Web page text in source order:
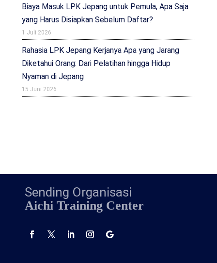
Biaya Masuk LPK Jepang untuk Pemula, Apa Saja
yang Harus Disiapkan Sebelum Daftar?
1 Juli 2026
Rahasia LPK Jepang Kerjanya Apa yang Jarang
Diketahui Orang: Dari Pelatihan hingga Hidup
Nyaman di Jepang
15 Juni 2026
Sending Organisasi
Aichi Training Center